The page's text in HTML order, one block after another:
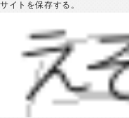
サイトを保存する。